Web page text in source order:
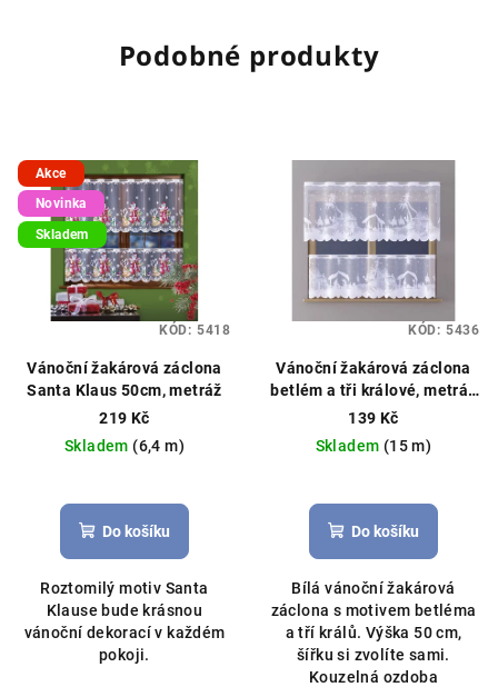
Podobné produkty
Akce
Novinka
Skladem
Vánoční žakárová záclona
Santa Klaus 50cm, metráž
219 Kč
Skladem (6,4 m)
hodnocení
produktu
z
5
hvězdiček.
Do košíku
Roztomilý motiv Santa
Klause bude krásnou
vánoční dekorací v každém
pokoji.
KÓD: 5418
Vánoční žakárová záclona
betlém a tři králové, metráž
výška 50cm bílá
139 Kč
Skladem (15 m)
hodnocení
produktu
z
5
hvězdiček.
Do košíku
Bílá vánoční žakárová
záclona s motivem betléma
a tří králů. Výška 50 cm,
šířku si zvolíte sami.
Kouzelná ozdoba
KÓD: 5436